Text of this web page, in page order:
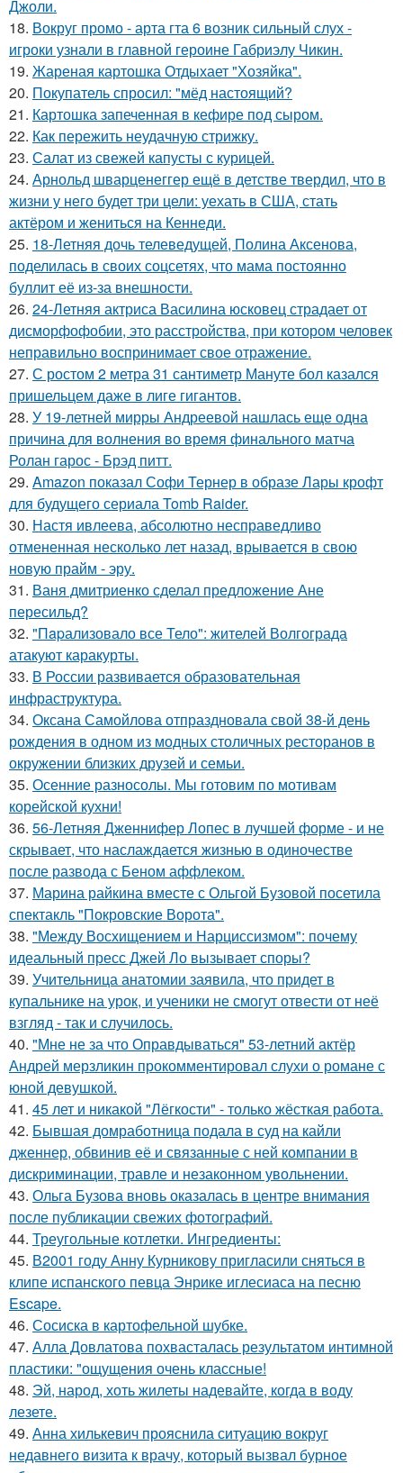
Джоли.
18. Вокруг промо - арта гта 6 возник сильный слух -
игроки узнали в главной героине Габриэлу Чикин.
19. Жареная картошка Отдыхает "Хозяйка".
20. Покупатель спросил: "мёд настоящий?
21. Картошка запеченная в кефире под сыром.
22. Как пережить неудачную стрижку.
23. Салат из свежей капусты с курицей.
24. Арнольд шварценеггер ещё в детстве твердил, что в
жизни у него будет три цели: уехать в США, стать
актёром и жениться на Кеннеди.
25. 18-Летняя дочь телеведущей, Полина Аксенова,
поделилась в своих соцсетях, что мама постоянно
буллит её из-за внешности.
26. 24-Летняя актриса Василина юсковец страдает от
дисморфофобии, это расстройства, при котором человек
неправильно воспринимает свое отражение.
27. С ростом 2 метра 31 сантиметр Мануте бол казался
пришельцем даже в лиге гигантов.
28. У 19-летней мирры Андреевой нашлась еще одна
причина для волнения во время финального матча
Ролан гарос - Брэд питт.
29. Amazon показал Софи Тернер в образе Лары крофт
для будущего сериала Tomb Raider.
30. Настя ивлеева, абсолютно несправедливо
отмененная несколько лет назад, врывается в свою
новую прайм - эру.
31. Ваня дмитриенко сделал предложение Ане
пересильд?
32. "Пapализовало все Тело": жителей Волгограда
атакуют каракурты.
33. В России развивается образовательная
инфраструктура.
34. Оксана Самойлова отпраздновала свой 38-й день
рождения в одном из модных столичных ресторанов в
окружении близких друзей и семьи.
35. Осенние разносолы. Мы готовим по мотивам
корейской кухни!
36. 56-Летняя Дженнифер Лопес в лучшей форме - и не
скрывает, что наслаждается жизнью в одиночестве
после развода с Беном аффлеком.
37. Марина райкина вместе с Ольгой Бузовой посетила
спектакль "Покровские Ворота".
38. "Между Восхищением и Нарциссизмом": почему
идеальный пресс Джей Ло вызывает споры?
39. Учительница анатомии заявила, что придет в
купальнике на урок, и ученики не смогут отвести от неё
взгляд - так и случилось.
40. "Мне не за что Оправдываться" 53-летний актёр
Андрей мерзликин прокомментировал слухи о романе с
юной девушкой.
41. 45 лет и никакой "Лёгкости" - только жёсткая работа.
42. Бывшая домработница подала в суд на кайли
дженнер, обвинив её и связанные с ней компании в
дискриминации, травле и незаконном увольнении.
43. Ольга Бузова вновь оказалась в центре внимания
после публикации свежих фотографий.
44. Треугольные котлетки. Ингредиенты:
45. В2001 году Анну Курникову пригласили сняться в
клипе испанского певца Энрике иглесиаса на песню
Escape.
46. Сосиска в картофельной шубке.
47. Алла Довлатова похвасталась результатом интимной
пластики: "ощущения очень классные!
48. Эй, народ, хоть жилеты надевайте, когда в воду
лезете.
49. Анна хилькевич прояснила ситуацию вокруг
недавнего визита к врачу, который вызвал бурное